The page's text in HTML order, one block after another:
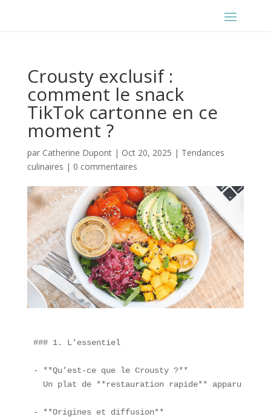
Crousty exclusif :
comment le snack
TikTok cartonne en ce
moment ?
par Catherine Dupont| Oct 20, 2025 | Tendances
culinaires | 0 commentaires
### 1. L’essentiel
- **Qu’est-ce que le Crousty ?**
Un plat de **restauration rapide** apparu au
- **Origines et diffusion**